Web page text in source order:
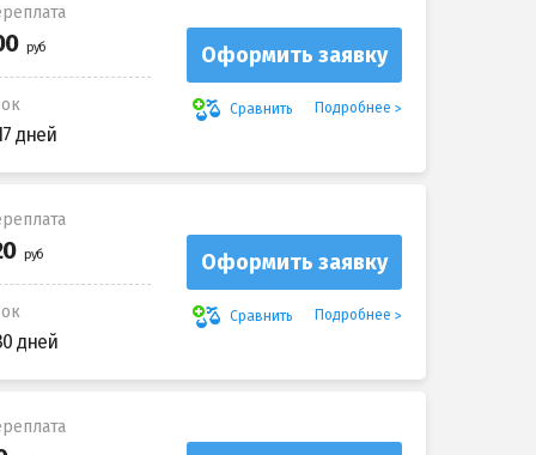
дней
Оформить заявку
Сравнить Подробнее
дней
Оформить заявку
Сравнить Подробнее